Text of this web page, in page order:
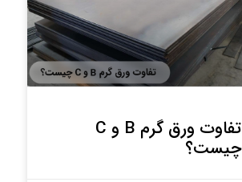
تفاوت ورق گرم B و C
چیست؟